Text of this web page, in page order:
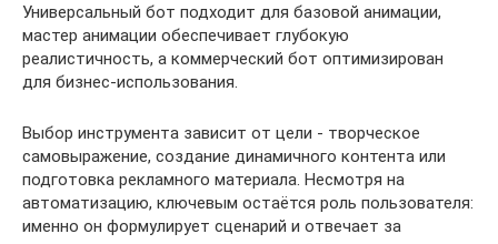
Универсальный бот подходит для базовой анимации,
мастер анимации обеспечивает глубокую
реалистичность, а коммерческий бот оптимизирован
для бизнес-использования.
Выбор инструмента зависит от цели - творческое
самовыражение, создание динамичного контента или
подготовка рекламного материала. Несмотря на
автоматизацию, ключевым остаётся роль пользователя:
именно он формулирует сценарий и отвечает за